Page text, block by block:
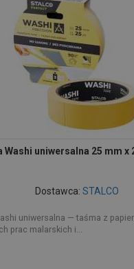
uniwersalna 25 mm x
Dostawca: STALCO
uniwersalna — taśma z
prac malarskich i...